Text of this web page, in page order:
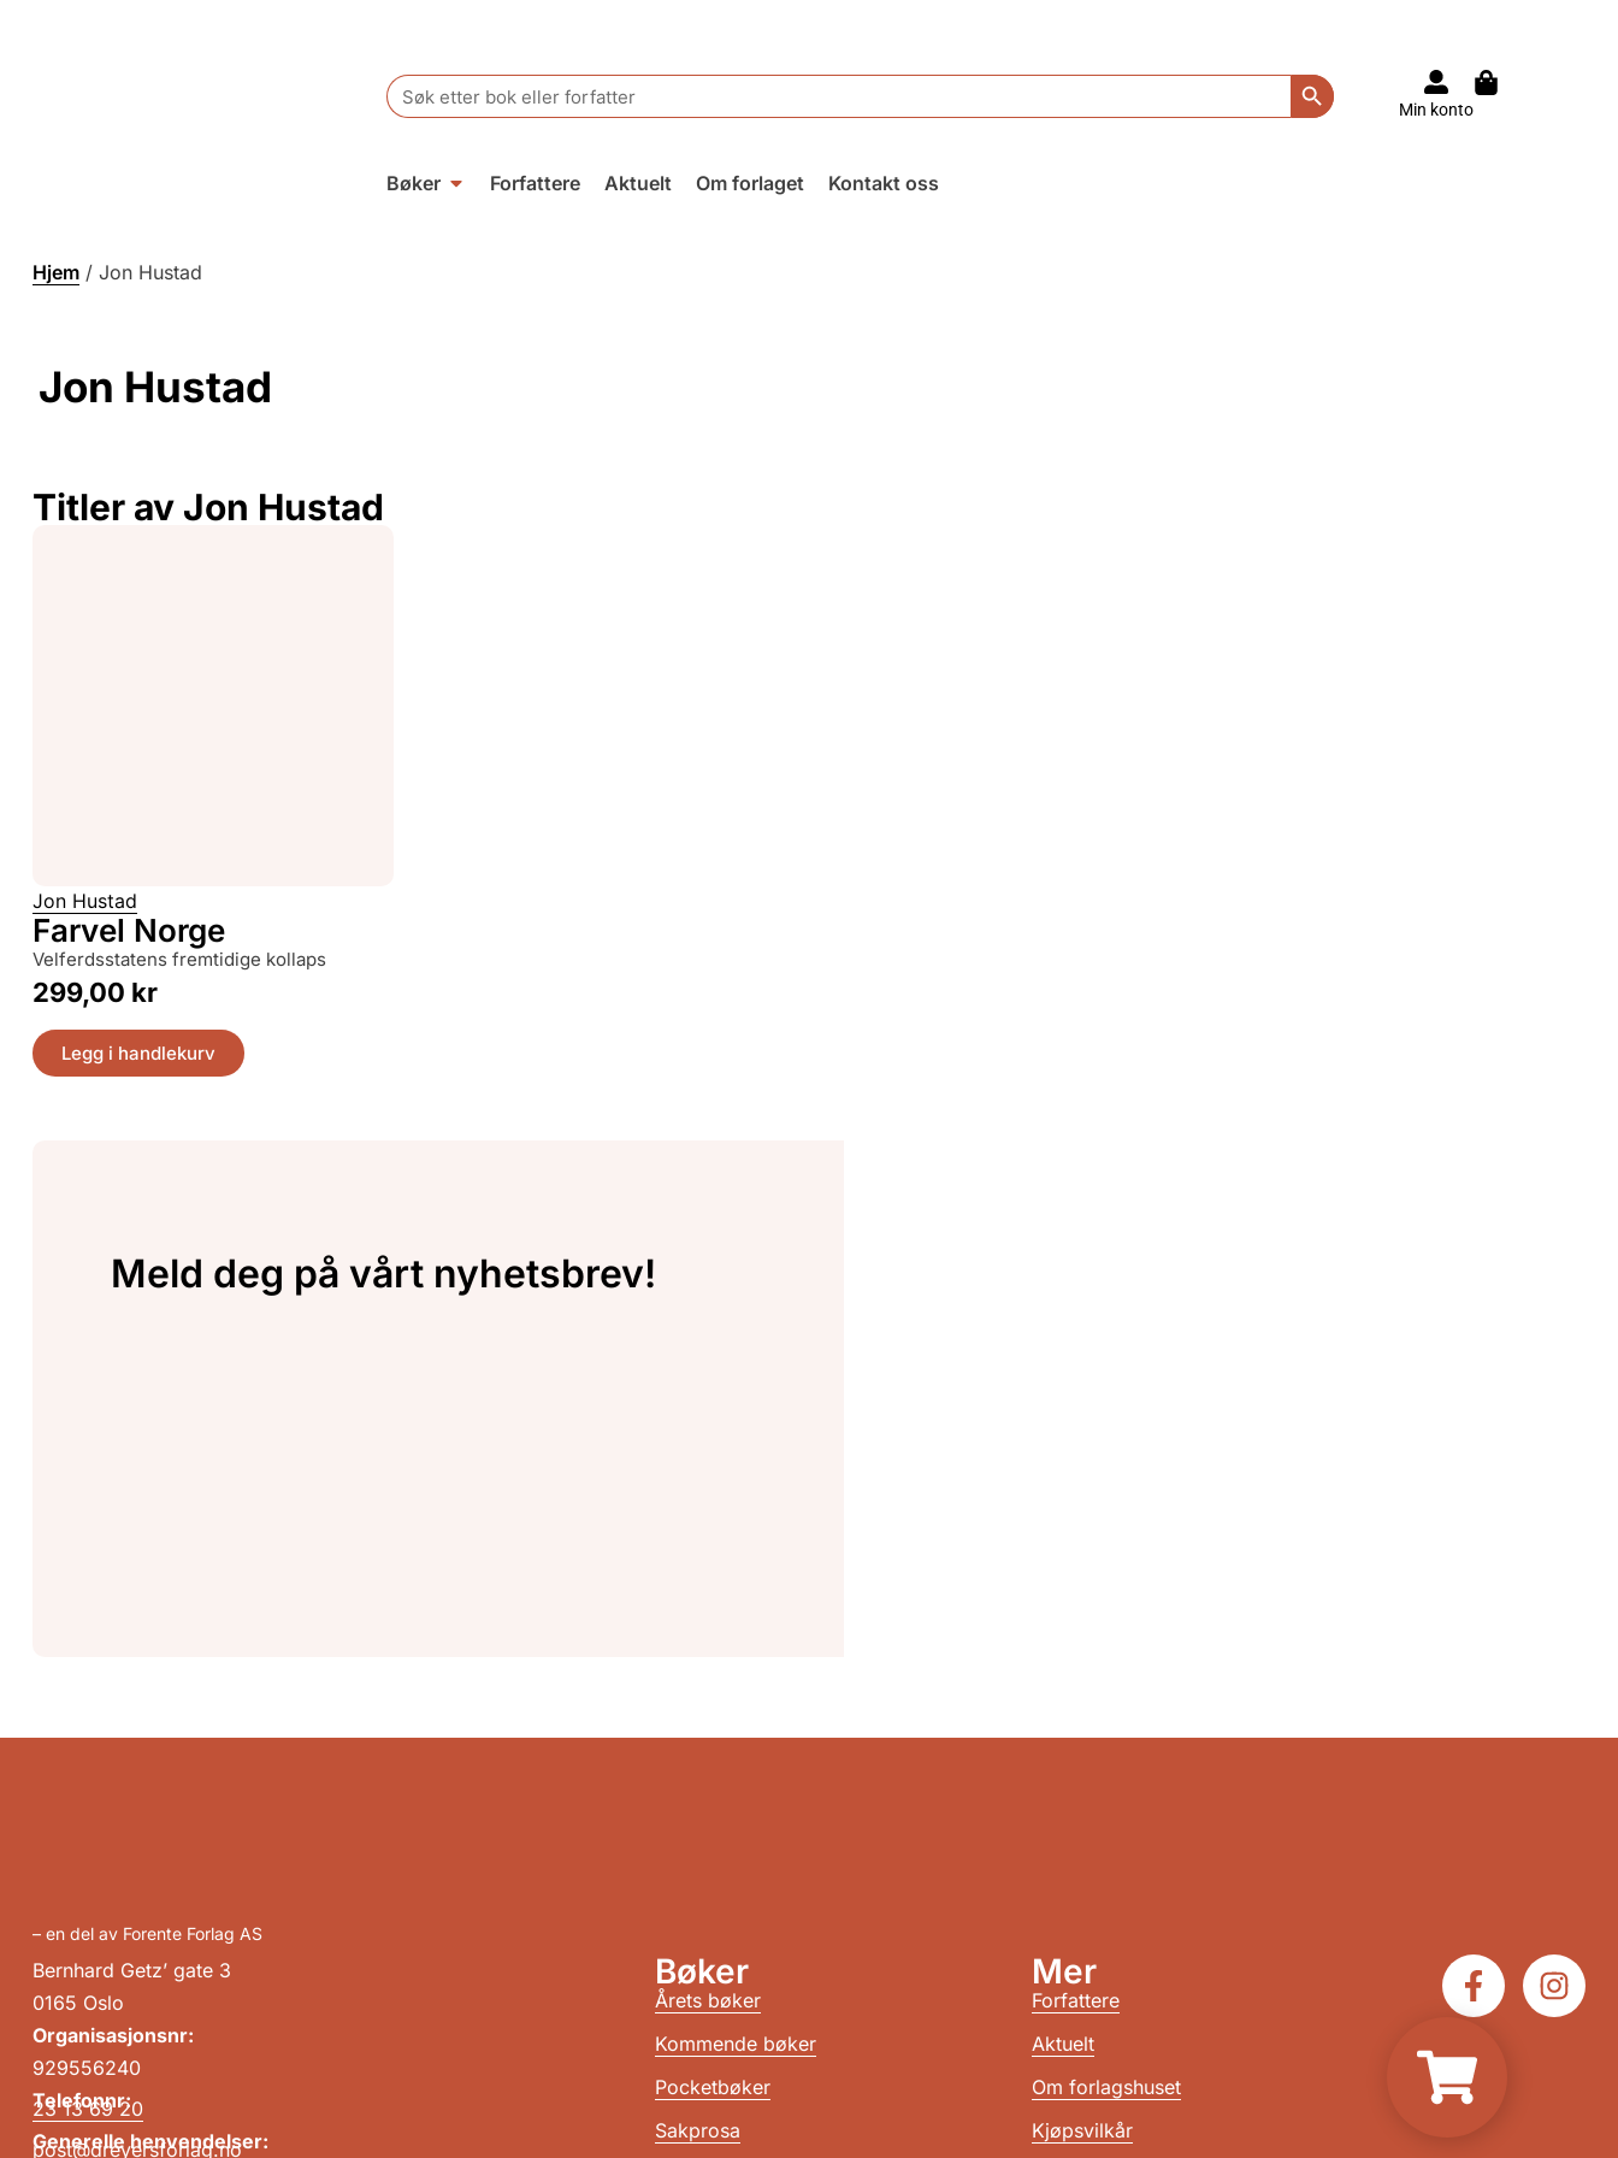
Search
for:
Search Button
Min konto
Bøker Forfattere Aktuelt Om forlaget Kontakt oss
Hjem / Jon Hustad
Jon Hustad
Titler av Jon Hustad
Jon Hustad
Farvel Norge
velferdsstatens fremtidige kollaps
299,00 kr
Legg i handlekurv
Meld deg på vårt nyhetsbrev!
– en del av Forente Forlag AS
Bernhard Getz’ gate 3
0165 Oslo
Organisasjonsnr:
929556240
Telefonnr:
23 13 69 20
Generelle henvendelser:
post@dreyersforlag.no
Bøker
Årets bøker
Kommende bøker
Pocketbøker
Sakprosa
Mer
Forfattere
Aktuelt
Om forlagshuset
Kjøpsvilkår